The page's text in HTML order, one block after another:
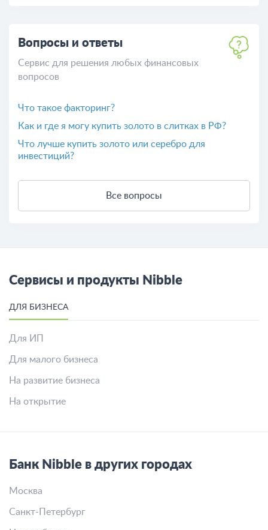
Вопросы и ответы
Сервис для решения любых финансовых
вопросов
Что такое факторинг?
Как и где я могу купить золото в слитках в РФ?
Что лучше купить золото или серебро для
инвестиций?
Все вопросы
Сервисы и продукты Nibble
ДЛЯ БИЗНЕСА
Для ИП
Для малого бизнеса
На развитие бизнеса
На открытие
Банк Nibble в других городах
Москва
Санкт-Петербург